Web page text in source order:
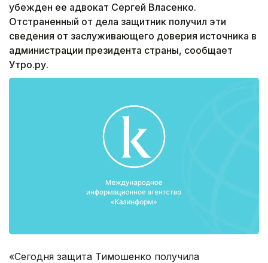
убежден ее адвокат Сергей Власенко.
Отстраненный от дела защитник получил эти
сведения от заслуживающего доверия источника в
администрации президента страны, сообщает
Утро.ру.
«Сегодня защита Тимошенко получила